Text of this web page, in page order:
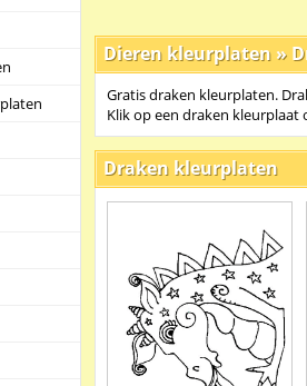
Dieren kleurplaten »
Gratis draken kleurplaten.
Klik op een draken
Draken kleurplaten